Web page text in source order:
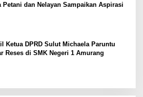
Petani dan Nelayan Sampaikan Aspirasi
Ketua DPRD Sulut Michaela Paruntu
Reses di SMK Negeri 1 Amurang